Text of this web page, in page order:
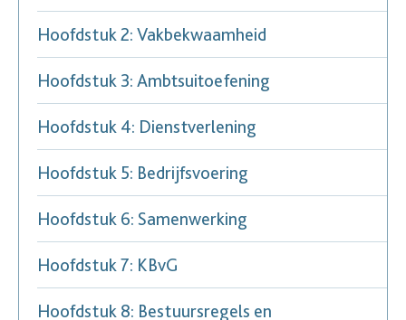
Hoofdstuk 2: Vakbekwaamheid
Hoofdstuk 3: Ambtsuitoefening
Hoofdstuk 4: Dienstverlening
Hoofdstuk 5: Bedrijfsvoering
Hoofdstuk 6: Samenwerking
Hoofdstuk 7: KBvG
Hoofdstuk 8: Bestuursregels en